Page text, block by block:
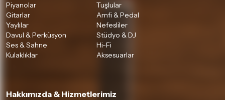
Piyanolar
Tuşlular
Gitarlar
Amfi & Pedal
Yaylılar
Nefesliler
Davul & Perküsyon
Stüdyo & DJ
Ses & Sahne
Hi-Fi
Kulaklıklar
Aksesuarlar
Hakkımızda & Hizmetlerimiz